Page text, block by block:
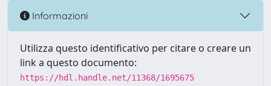
Informazioni
Utilizza questo identificativo per citare o creare un
link a questo documento:
https://hdl.handle.net/11368/1695675